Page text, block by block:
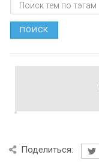
Поделиться: